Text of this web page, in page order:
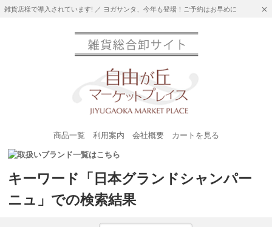
雑貨店様で導入されています! ／ ヨガサンタ、今年も登場！ご予約はお早めに
商品一覧 利用案内 会社概要 カートを見る
キーワード「日本グランドシャンパー
ニュ」での検索結果